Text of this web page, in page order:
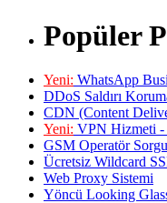
Popüler
Yeni: WhatsApp
DDoS Saldırı
CDN (Content
Yeni: VPN Hizmeti
GSM Operatör
Ücretsiz Wildcard
Web Proxy Sistemi
Yöncü Looking